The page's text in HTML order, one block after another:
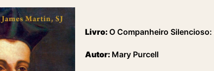
Livro: O Companheiro
Autor: Mary Purcell